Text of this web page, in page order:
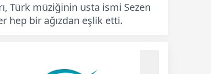
Türk müziğinin usta ismi Sezen
hep bir ağızdan eşlik etti.